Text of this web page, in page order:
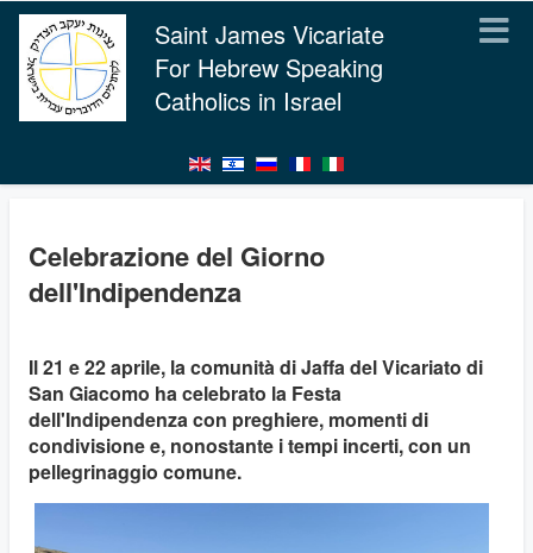
Saint James Vicariate
For Hebrew Speaking
Catholics in Israel
Celebrazione del Giorno
dell'Indipendenza
Il 21 e 22 aprile, la comunità di Jaffa del Vicariato di
San Giacomo ha celebrato la Festa
dell'Indipendenza con preghiere, momenti di
condivisione e, nonostante i tempi incerti, con un
pellegrinaggio comune.